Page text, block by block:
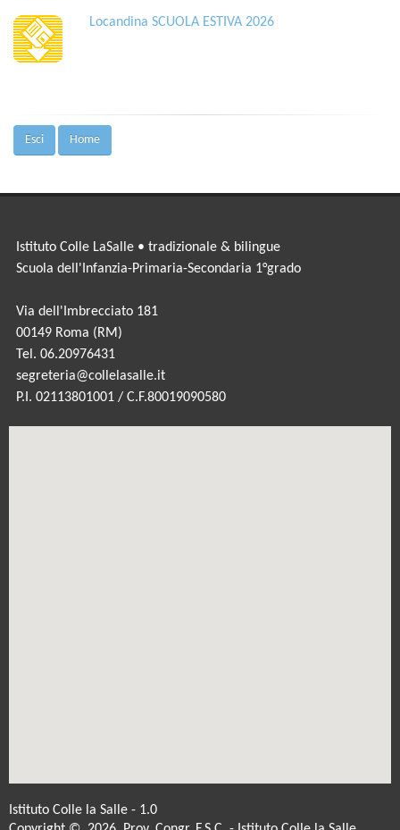
Locandina SCUOLA ESTIVA 2026
Esci Home
Istituto Colle LaSalle • tradizionale & bilingue
Scuola dell'Infanzia-Primaria-Secondaria 1°grado
Via dell'Imbrecciato 181
00149 Roma (RM)
Tel. 06.20976431
segreteria@collelasalle.it
P.I. 02113801001 / C.F.80019090580
Istituto Colle la Salle - 1.0